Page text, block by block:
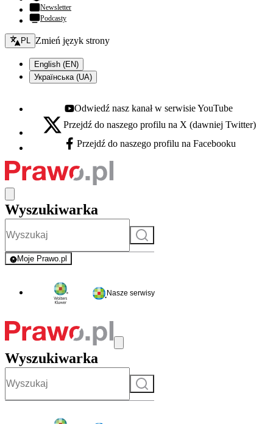
Newsletter
Podcasty
Zmień język - bieżący:
PL Zmień język strony
English (EN)
Українська (UA)
Youtube - otwiera się w nowej karcie
Odwiedź nasz kanał w serwisie YouTube
X - otwiera się w nowej karcie
Przejdź do naszego profilu na X (dawniej Twitter)
Facebook - otwiera się w nowej karcie
Przejdź do naszego profilu na Facebooku
Wyszukiwarka
Szukaj
Moje Prawo.pl
- rejestracja i logowanie do serwisu
Nasze serwisy
Wyszukiwarka
Szukaj